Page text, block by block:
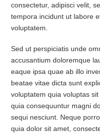
consectetur, adipisci velit,
tempora incidunt ut labore
voluptatem.
Sed ut perspiciatis unde
accusantium doloremque
eaque ipsa quae ab illo
beatae vitae dicta sunt
voluptatem quia voluptas
quia consequuntur magni
sequi nesciunt. Neque
quia dolor sit amet,